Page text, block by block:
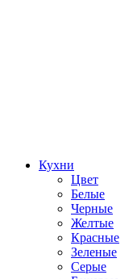
Кухни
Цвет
Белые
Черные
Желтые
Красные
Зеленые
Серые